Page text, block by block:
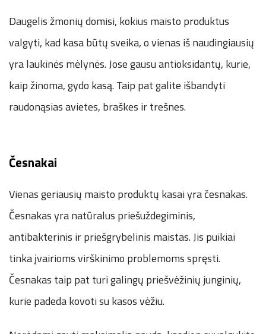
Daugelis žmonių domisi, kokius maisto produktus
valgyti, kad kasa būtų sveika, o vienas iš naudingiausių
yra laukinės mėlynės. Jose gausu antioksidantų, kurie,
kaip žinoma, gydo kasą. Taip pat galite išbandyti
raudonąsias avietes, braškes ir trešnes.
Česnakai
Vienas geriausių maisto produktų kasai yra česnakas.
Česnakas yra natūralus priešuždegiminis,
antibakterinis ir priešgrybelinis maistas. Jis puikiai
tinka įvairioms virškinimo problemoms spręsti.
Česnakas taip pat turi galingų priešvėžinių junginių,
kurie padeda kovoti su kasos vėžiu.